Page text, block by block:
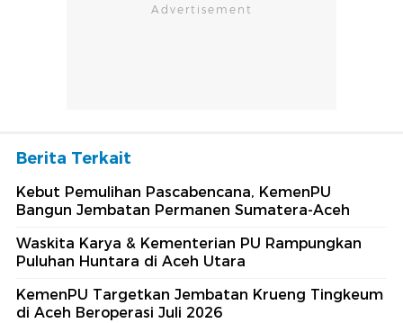
Berita Terkait
Kebut Pemulihan Pascabencana, KemenPU
Bangun Jembatan Permanen Sumatera-Aceh
Waskita Karya & Kementerian PU Rampungkan
Puluhan Huntara di Aceh Utara
KemenPU Targetkan Jembatan Krueng Tingkeum
di Aceh Beroperasi Juli 2026